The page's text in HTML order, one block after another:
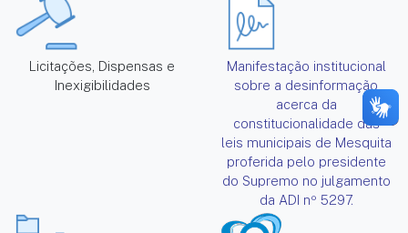
Licitações, Dispensas e
Inexigibilidades
Manifestação institucional
sobre a desinformação
acerca da
constitucionalidade das
leis municipais de Mesquita
proferida pelo presidente
do Supremo no julgamento
da ADI nº 5297.